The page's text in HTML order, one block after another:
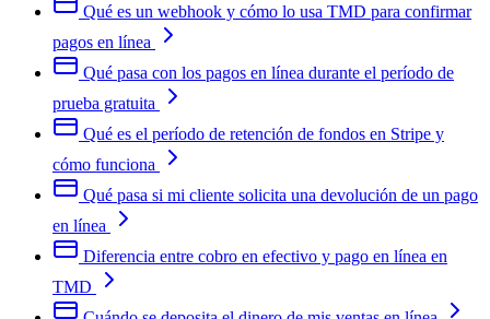
Qué es un webhook y cómo lo usa TMD para confirmar
pagos en línea
Qué pasa con los pagos en línea durante el período de
prueba gratuita
Qué es el período de retención de fondos en Stripe y
cómo funciona
Qué pasa si mi cliente solicita una devolución de un pago
en línea
Diferencia entre cobro en efectivo y pago en línea en
TMD